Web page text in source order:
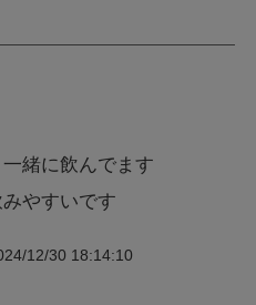
緒に飲んでます
やすいです
12/30 18:14:10